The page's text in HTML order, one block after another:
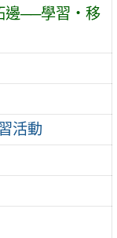
邊──學習‧移
活動